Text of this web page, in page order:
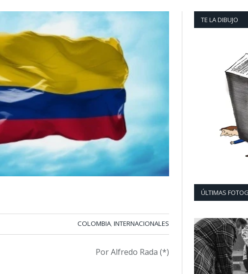
COLOMBIA, INTERNACIONALES
Por Alfredo Rada (*)
TE LA DIBUJO
ÚLTIMAS